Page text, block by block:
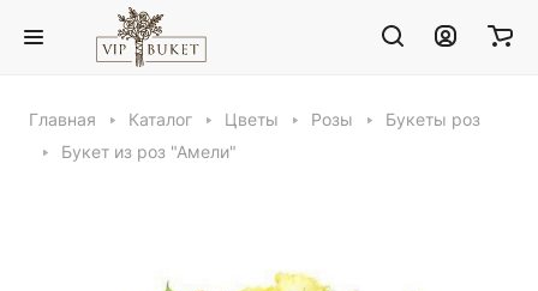
Главная Каталог Цветы Розы
Букеты роз
Букет из роз "Амели"